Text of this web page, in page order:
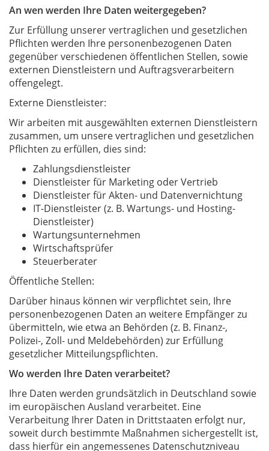
An wen werden Ihre Daten weitergegeben?
Zur Erfüllung unserer vertraglichen und gesetzlichen
Pflichten werden Ihre personenbezogenen Daten
gegenüber verschiedenen öffentlichen Stellen, sowie
externen Dienstleistern und Auftragsverarbeitern
offengelegt.
Externe Dienstleister:
Wir arbeiten mit ausgewählten externen Dienstleistern
zusammen, um unsere vertraglichen und gesetzlichen
Pflichten zu erfüllen, dies sind:
Zahlungsdienstleister
Dienstleister für Marketing oder Vertrieb
Dienstleister für Akten- und Datenvernichtung
IT-Dienstleister (z. B. Wartungs- und Hosting-
Dienstleister)
Wartungsunternehmen
Wirtschaftsprüfer
Steuerberater
Öffentliche Stellen:
Darüber hinaus können wir verpflichtet sein, Ihre
personenbezogenen Daten an weitere Empfänger zu
übermitteln, wie etwa an Behörden (z. B. Finanz-,
Polizei-, Zoll- und Meldebehörden) zur Erfüllung
gesetzlicher Mitteilungspflichten.
Wo werden Ihre Daten verarbeitet?
Ihre Daten werden grundsätzlich in Deutschland sowie
im europäischen Ausland verarbeitet. Eine
Verarbeitung Ihrer Daten in Drittstaaten erfolgt nur,
soweit durch bestimmte Maßnahmen sichergestellt ist,
dass hierfür ein angemessenes Datenschutzniveau